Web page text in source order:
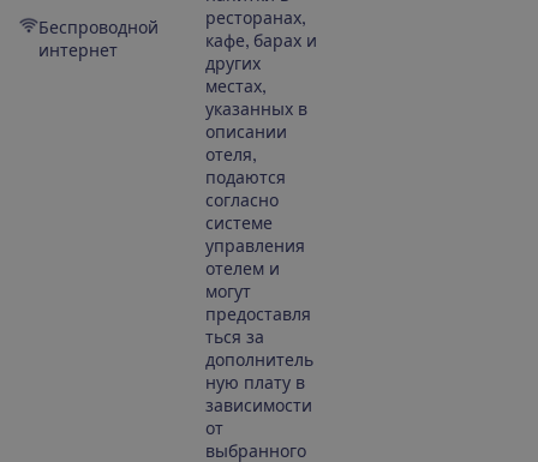
Беспроводной
интернет
ресторанах,
кафе, барах и
других
местах,
указанных в
описании
отеля,
подаются
согласно
системе
управления
отелем и
могут
предоставля
ться за
дополнитель
ную плату в
зависимости
от
выбранного